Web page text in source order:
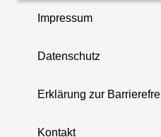
Impressum
Datenschutz
Erklärung zur
Kontakt